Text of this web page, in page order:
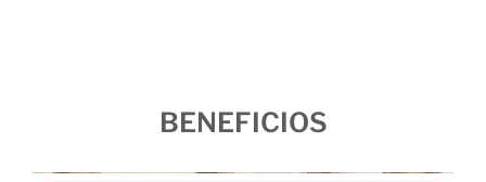
BENEFICIOS